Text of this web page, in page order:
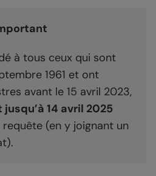
à tous ceux qui sont
1961 et ont
avant le 15 avril 2023,
jusqu’à 14 avril 2025
(en y joignant un